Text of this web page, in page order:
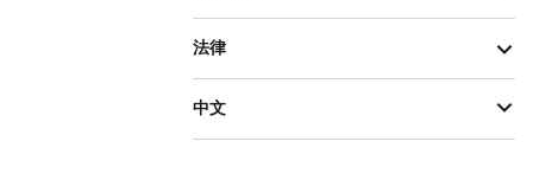
法律
中文